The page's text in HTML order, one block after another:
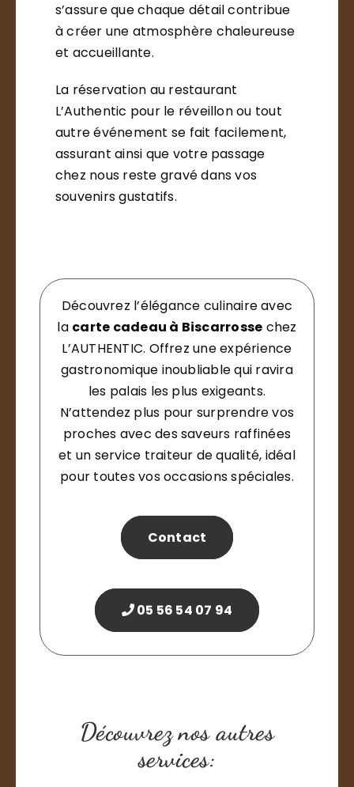
s’assure que chaque détail contribue
à créer une atmosphère chaleureuse
et accueillante.
La réservation au restaurant
L’Authentic pour le réveillon ou tout
autre événement se fait facilement,
assurant ainsi que votre passage
chez nous reste gravé dans vos
souvenirs gustatifs.
Découvrez l’élégance culinaire avec
la carte cadeau à Biscarrosse chez
L’AUTHENTIC. Offrez une expérience
gastronomique inoubliable qui ravira
les palais les plus exigeants.
N’attendez plus pour surprendre vos
proches avec des saveurs raffinées
et un service traiteur de qualité, idéal
pour toutes vos occasions spéciales.
Contact
05 56 54 07 94
Découvrez nos autres
services: